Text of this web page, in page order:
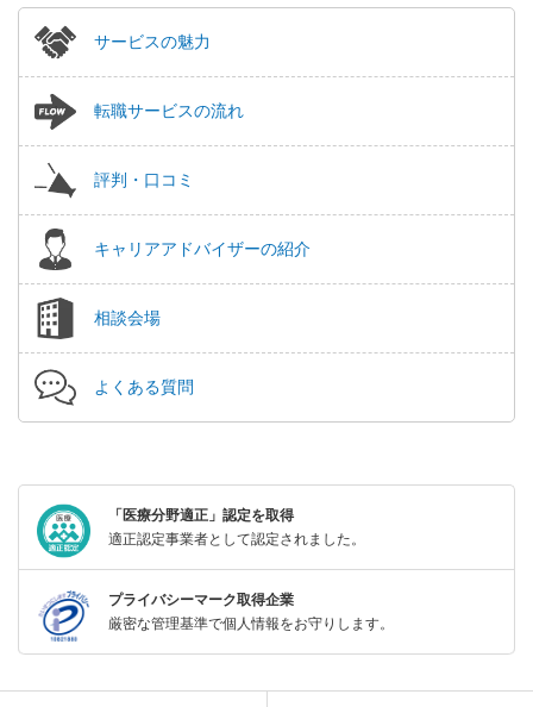
サービスの魅力
転職サービスの流れ
評判・口コミ
キャリアアドバイザーの紹介
相談会場
よくある質問
「医療分野適正」認定を取得
適正認定事業者として認定されました。
プライバシーマーク取得企業
厳密な管理基準で個人情報をお守りします。